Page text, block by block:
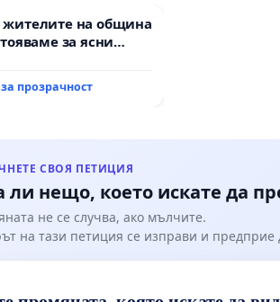
на община
за ясни
МЕД” АД и от
норми!
прозрачност
СВОЯ ПЕТИЦИЯ
ли нещо, което искате да
не се случва, ако мълчите.
на тази петиция се изправи и